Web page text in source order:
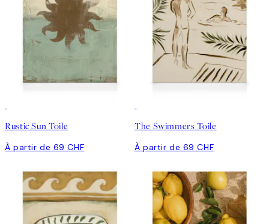
Rustic Sun Toile
À partir de 69 CHF
The Swimmers Toile
À partir de 69 CHF